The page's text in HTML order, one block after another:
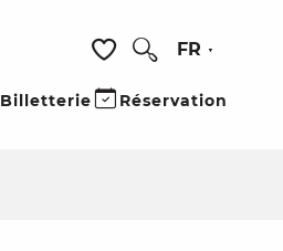
Voir les favoris
FR
Billetterie Réservation